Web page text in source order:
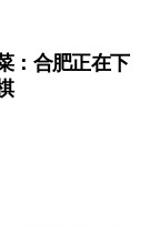
：合肥正在下